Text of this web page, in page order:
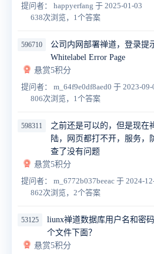
提问者： happyerfang 于 2025-01-03
638次浏览，1个答案
596710
公司内网部署禅道，登录提
Whitelabel Error Page
悬赏5积分
提问者： m_64f9e0df8aed0 于 2023-09-
806次浏览，1个答案
598311
之前还是可以的，但是现在
陆，网页都打不开，服务，
查了没有问题
悬赏5积分
提问者： m_6772b037beeac 于 2024-
862次浏览，2个答案
53125
liunx禅道数据库用户名和密
个文件下面？
悬赏5积分